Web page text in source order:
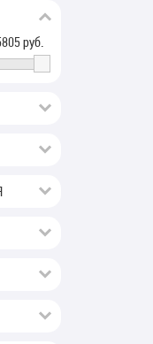
руб.